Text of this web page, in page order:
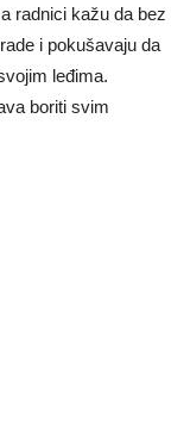
radnici kažu da bez
i pokušavaju da
leđima.
boriti svim